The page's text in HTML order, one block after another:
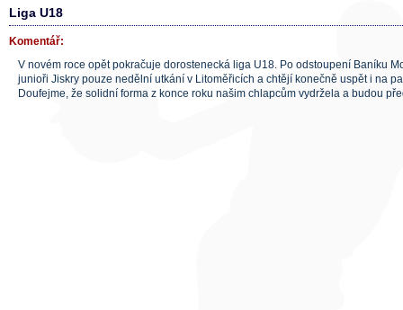
Liga U18
Komentář:
V novém roce opět pokračuje dorostenecká liga U18. Po odstoupení Baníku
junioři Jiskry pouze nedělní utkání v Litoměřicích a chtějí konečně uspět i na
Doufejme, že solidní forma z konce roku našim chlapcům vydržela a budou